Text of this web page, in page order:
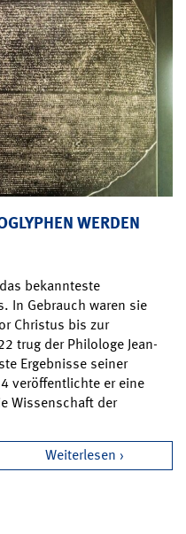
WERDEN
bekannteste
In Gebrauch waren sie
Christus bis zur
trug der Philologe Jean-
Ergebnisse seiner
veröffentlichte er eine
Wissenschaft der
Weiterlesen